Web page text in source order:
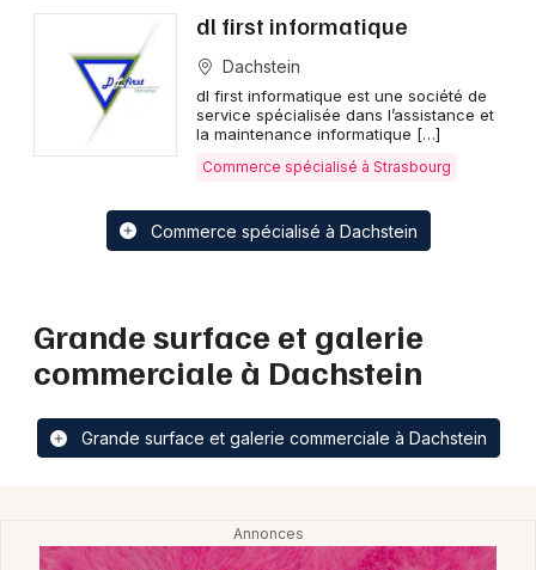
dl first informatique
Dachstein
dl first informatique est une société de
service spécialisée dans l’assistance et
la maintenance informatique […]
Commerce spécialisé à Strasbourg
Commerce spécialisé à Dachstein
Grande surface et galerie
commerciale à Dachstein
Grande surface et galerie commerciale à Dachstein